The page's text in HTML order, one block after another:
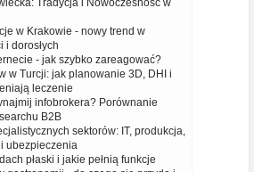
Tradycja i Nowoczesność w
w Krakowie - nowy trend w
i dorosłych
- jak szybko zareagować?
w Turcji: jak planowanie 3D, DHI i
leczenie
infobrokera? Porównanie
B2B
sektorów: IT, produkcja,
ubezpieczenia
płaski i jakie pełnią funkcje